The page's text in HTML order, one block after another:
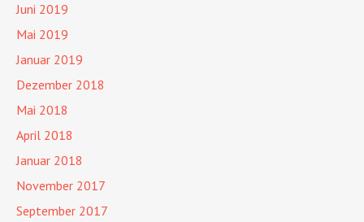
Juni 2019
Mai 2019
Januar 2019
Dezember 2018
Mai 2018
April 2018
Januar 2018
November 2017
September 2017